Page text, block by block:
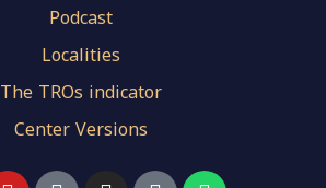
Podcast
Localities
The TROs indicator
Center Versions